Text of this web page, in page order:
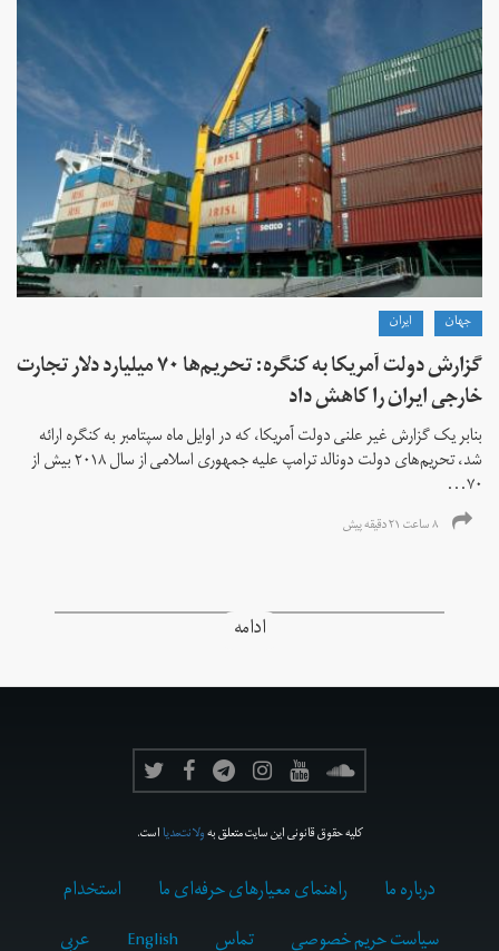
جهان ايران
گزارش دولت آمریکا به کنگره: تحریم‌ها ۷۰ میلیارد دلار تجارت
خارجی ایران را کاهش داد
بنابر یک گزارش غیر علنی دولت آمریکا، که در اوایل ماه سپتامبر به کنگره ارائه
شد، تحریم‌های دولت دونالد ترامپ علیه جمهوری اسلامی از سال ۲۰۱۸ بیش از
۷۰...
۸ ساعت ۲۱ دقیقه پیش
ادامه
کلیه حقوق قانونی این سایت متعلق بهولانت‌مدیااست.
درباره ما راهنمای معیارهای حرفه‌ای ما
استخدام
سیاست حریم خصوصی
تماس English عربي